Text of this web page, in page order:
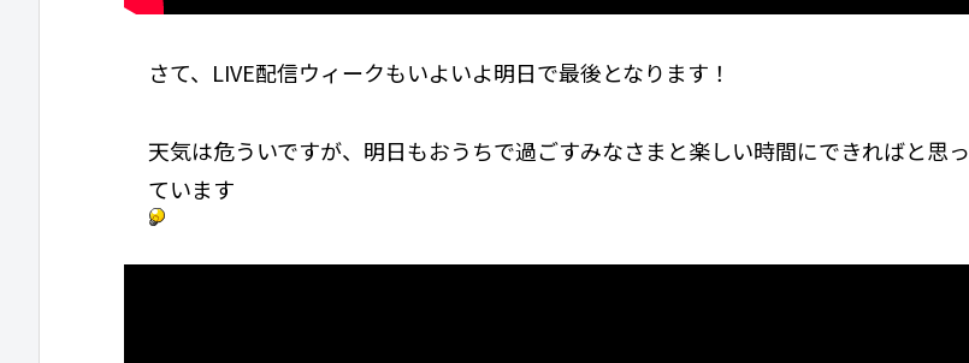
さて、LIVE配信ウィークもいよいよ明日で最後となります！
天気は危ういですが、明日もおうちで過ごすみなさまと楽しい時間にできればと思っ
ています